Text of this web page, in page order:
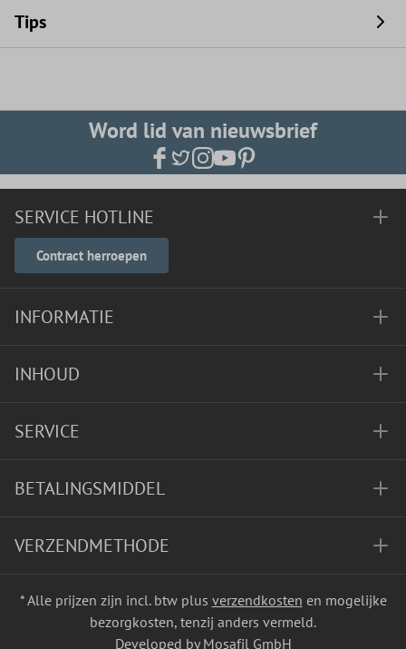
Tips
Word lid van nieuwsbrief
SERVICE HOTLINE
Contract herroepen
INFORMATIE
INHOUD
SERVICE
BETALINGSMIDDEL
VERZENDMETHODE
* Alle prijzen zijn incl. btw plus verzendkosten en mogelijke
bezorgkosten, tenzij anders vermeld.
Developed by Mosafil GmbH